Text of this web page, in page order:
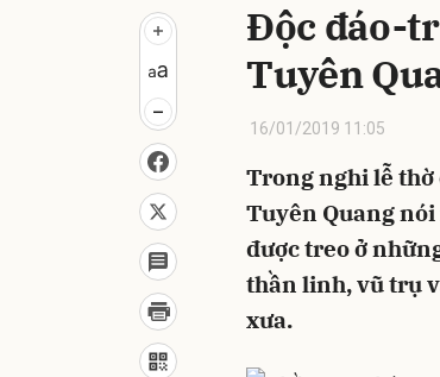
Độc đáo-
Tuyên
16/01/2019 11:05
Trong nghi lễ thờ
Tuyên Quang
được treo ở
thần linh, vũ trụ
xưa.